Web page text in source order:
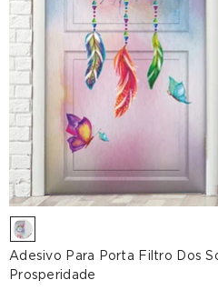
Adesivo Para Porta Filtro Dos
Prosperidade